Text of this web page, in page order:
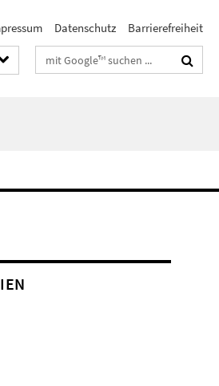
Datenschutz Barrierefreiheit
Suchbegriffe